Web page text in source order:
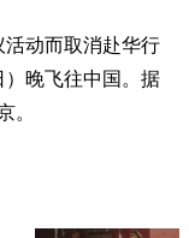
动而取消赴华行
晚飞往中国。据
。